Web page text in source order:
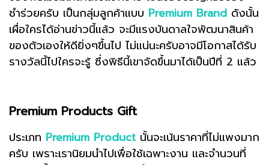
ชำร่วยครับ เป็นกลุ่มลูกค้าแบบ Premium Brand ดังนั้น
เผื่อใครได้อ่านข่าวนี้แล้ว จะมีแรงบันดาลใจพัฒนาสินค้า
ของตัวเองให้ดียิ่งๆขึ้นไป ไม่แน่นะครับอาจมีโอกาสได้รับ
รางวัลนี้ไปใครจะรู้ ซึ่งพิธีนี้เขาจัดขึ้นมาได้เป็นปีที่ 2 แล้ว
Premium Products Gift
ประเภท Premium Productนั้นจะเน้นราคาที่ไม่แพงมาก
ครับ เพราะเรานิยมนำไปเพื่อใช้เฉพาะงาน และจำนวนที่